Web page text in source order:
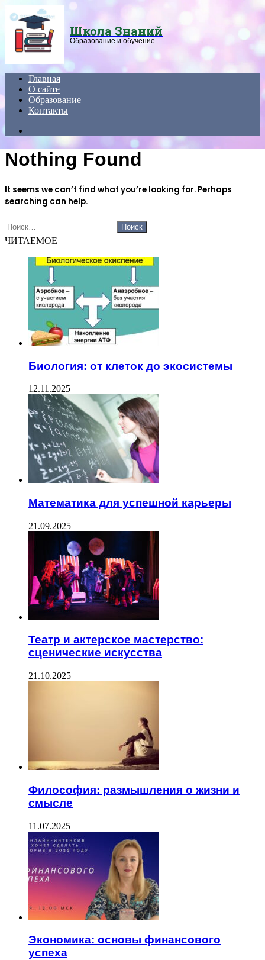
Школа Знаний
Образование и обучение
Главная
О сайте
Образование
Контакты
Nothing Found
It seems we can’t find what you’re looking for. Perhaps
searching can help.
Найти:
ЧИТАЕМОЕ
Биология: от клеток до экосистемы
12.11.2025
Математика для успешной карьеры
21.09.2025
Театр и актерское мастерство:
сценические искусства
21.10.2025
Философия: размышления о жизни и
смысле
11.07.2025
Экономика: основы финансового
успеха